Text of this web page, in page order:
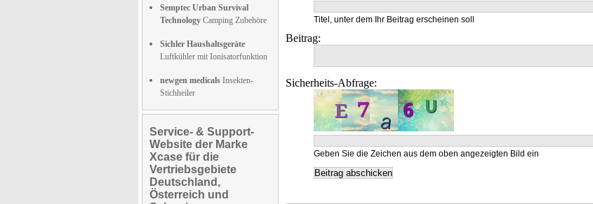
Semptec Urban Survival
Technology Camping Zubehöre
Sichler Haushaltsgeräte
Luftkühler mit Ionisatorfunktion
newgen medicals Insekten-
Stichheiler
Service- & Support-
Website der Marke
Xcase für die
Vertriebsgebiete
Deutschland,
Österreich und
Titel, unter dem Ihr Beitrag erscheinen soll
Beitrag:
Sicherheits-Abfrage:
Geben Sie die Zeichen aus dem oben angezeigten Bild ein